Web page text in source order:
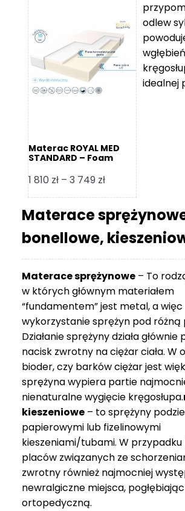
119 zł
do
11
670 zł
Materac ROYAL MED
STANDARD – Foam
1 810 zł – 3 749 złZakres
cen:
od
1
810 zł
749 zł
odlew
idealnej
Materace
bonellowe,
Materace sprężynowe – To
w których głównym materiałem
“fundamentem” jest metal, a więc
wykorzystanie sprężyn pod różną
Działanie sprężyny działa głównie
nacisk zwrotny na ciężar ciała. W
bioder, czy barków ciężar jest
sprężyna wypiera partie
nienaturalne wygięcie kręgosłupa.
kieszeniowe – to sprężyny
papierowymi lub fizelinowymi
kieszeniami/tubami. W przypadku
placów związanych ze
zwrotny również najmocniej
newralgiczne miejsca,
ortopedyczną.